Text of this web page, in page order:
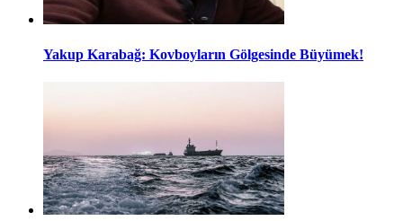
Yakup Karabağ: Kovboyların Gölgesinde Büyümek!